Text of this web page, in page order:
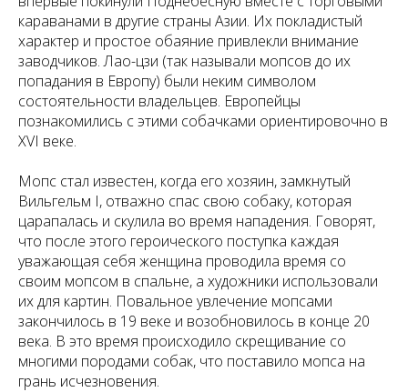
караванами в другие страны Азии. Их покладистый
характер и простое обаяние привлекли внимание
заводчиков. Лао-цзи (так называли мопсов до их
попадания в Европу) были неким символом
состоятельности владельцев. Европейцы
познакомились с этими собачками ориентировочно в
XVI веке.
Мопс стал известен, когда его хозяин, замкнутый
Вильгельм I, отважно спас свою собаку, которая
царапалась и скулила во время нападения. Говорят,
что после этого героического поступка каждая
уважающая себя женщина проводила время со
своим мопсом в спальне, а художники использовали
их для картин. Повальное увлечение мопсами
закончилось в 19 веке и возобновилось в конце 20
века. В это время происходило скрещивание со
многими породами собак, что поставило мопса на
грань исчезновения.